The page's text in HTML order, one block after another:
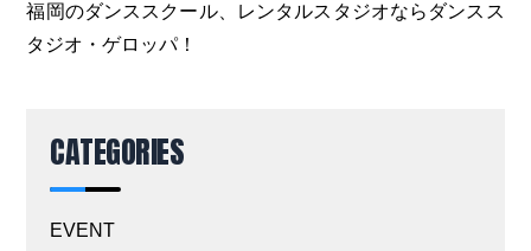
福岡のダンススクール、レンタルスタジオならダンスス
タジオ・ゲロッパ！
CATEGORIES
EVENT